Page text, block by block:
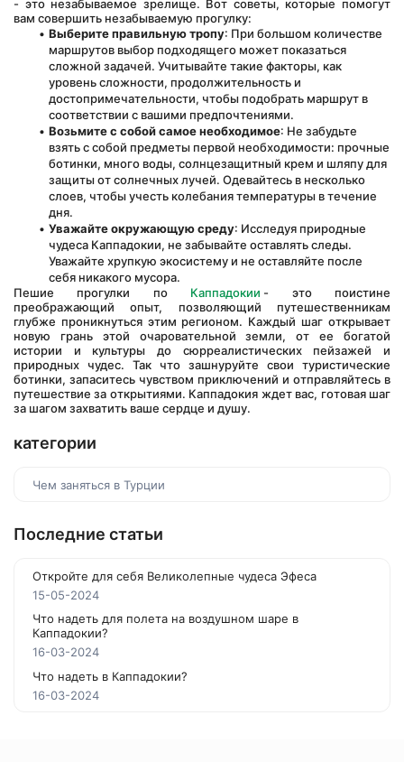
- это незабываемое зрелище. Вот советы, которые помогут
вам совершить незабываемую прогулку:
Выберите правильную тропу: При большом количестве
маршрутов выбор подходящего может показаться
сложной задачей. Учитывайте такие факторы, как
уровень сложности, продолжительность и
достопримечательности, чтобы подобрать маршрут в
соответствии с вашими предпочтениями.
Возьмите с собой самое необходимое: Не забудьте
взять с собой предметы первой необходимости: прочные
ботинки, много воды, солнцезащитный крем и шляпу для
защиты от солнечных лучей. Одевайтесь в несколько
слоев, чтобы учесть колебания температуры в течение
дня.
Уважайте окружающую среду: Исследуя природные
чудеса Каппадокии, не забывайте оставлять следы.
Уважайте хрупкую экосистему и не оставляйте после
себя никакого мусора.
Пешие прогулки по Каппадокии - это поистине
преображающий опыт, позволяющий путешественникам
глубже проникнуться этим регионом. Каждый шаг открывает
новую грань этой очаровательной земли, от ее богатой
истории и культуры до сюрреалистических пейзажей и
природных чудес. Так что зашнуруйте свои туристические
ботинки, запаситесь чувством приключений и отправляйтесь в
путешествие за открытиями. Каппадокия ждет вас, готовая шаг
за шагом захватить ваше сердце и душу.
категории
Чем заняться в Турции
Последние статьи
Откройте для себя Великолепные чудеса Эфеса
15-05-2024
Что надеть для полета на воздушном шаре в
Каппадокии?
16-03-2024
Что надеть в Каппадокии?
16-03-2024